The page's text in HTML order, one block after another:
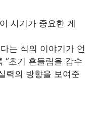
시기가 중요한 게
는 식의 이야기가 언
“초기 흔들림을 감수
력의 방향을 보여준